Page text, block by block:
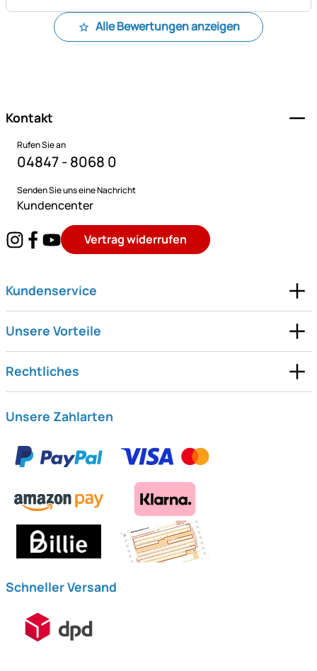
Alle Bewertungen anzeigen
Kontakt
Rufen Sie an
04847 - 8068 0
Senden Sie uns eine Nachricht
Kundencenter
Vertrag widerrufen
Kundenservice
Unsere Vorteile
Rechtliches
Unsere Zahlarten
Schneller Versand